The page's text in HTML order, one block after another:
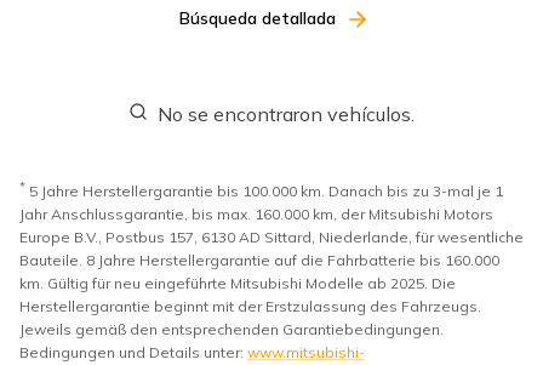
Búsqueda detallada
No se encontraron vehículos.
* 5 Jahre Herstellergarantie bis 100.000 km. Danach bis zu 3-mal je 1
Jahr Anschlussgarantie, bis max. 160.000 km, der Mitsubishi Motors
Europe B.V., Postbus 157, 6130 AD Sittard, Niederlande, für wesentliche
Bauteile. 8 Jahre Herstellergarantie auf die Fahrbatterie bis 160.000
km. Gültig für neu eingeführte Mitsubishi Modelle ab 2025. Die
Herstellergarantie beginnt mit der Erstzulassung des Fahrzeugs.
Jeweils gemäß den entsprechenden Garantiebedingungen.
Bedingungen und Details unter: www.mitsubishi-